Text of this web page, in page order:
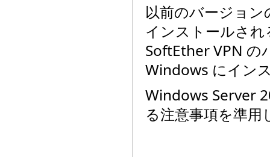
以前のバージョ
インストールさ
SoftEther VPN の
Windows にイン
Windows Server
る注意事項を準用